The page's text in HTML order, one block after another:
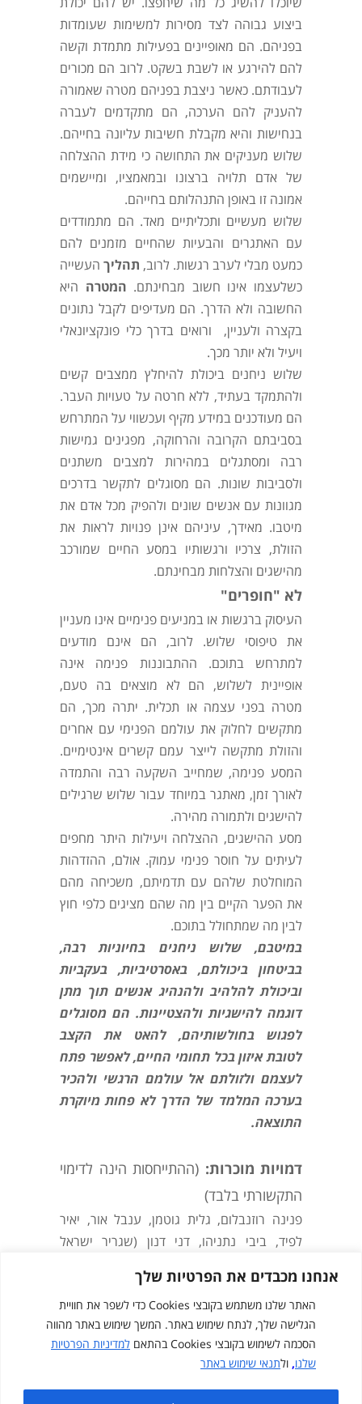
אנחנו מכבדים את הפרטיות שלך
האתר שלנו משתמש בקובצי Cookies כדי לשפר את חוויית
הגלישה שלך, לנתח שימוש באתר. המשך שימוש באתר מהווה
הסכמה לשימוש בקובצי Cookies בהתאם
למדיניות הפרטיות
שלנו, ולתנאי שימוש באתר
ביצוע גבוהה לצד מסירות למשימות שעומדות
בפניהם. הם מאופיינים בפעילות מתמדת וקשה
להם להירגע או לשבת בשקט. לרוב הם מכורים
לעבודתם. כאשר ניצבת בפניהם מטרה שאמורה
להעניק להם הערכה, הם מתקדמים לעברה
בנחישות והיא מקבלת חשיבות עליונה בחייהם.
שלוש מעניקים את התחושה כי מידת ההצלחה
של אדם תלויה ברצונו ובמאמציו, ומיישמים
אמונה זו באופן התנהלותם בחייהם.
שלוש מעשיים ותכליתיים מאד. הם מתמודדים
עם האתגרים והבעיות שהחיים מזמנים להם
כמעט מבלי לערב רגשות. לרוב, תהליך העשייה
כשלעצמו אינו חשוב מבחינתם. המטרה היא
החשובה ולא הדרך. הם מעדיפים לקבל נתונים
בקצרה ולעניין, ורואים בדרך כלי פונקציונאלי
ויעיל ולא יותר מכך.
שלוש ניחנים ביכולת להיחלץ ממצבים קשים
ולהתמקד בעתיד, ללא חרטה על טעויות העבר.
הם מעודכנים במידע מקיף ועכשווי על המתרחש
בסביבתם הקרובה והרחוקה, מפגינים גמישות
רבה ומסתגלים במהירות למצבים משתנים
ולסביבות שונות. הם מסוגלים לתקשר בדרכים
מגוונות עם אנשים שונים ולהפיק מכל אדם את
מיטבו. מאידך, עיניהם אינן פנויות לראות את
הזולת, צרכיו ורגשותיו במסע החיים שמורכב
מהישגים והצלחות מבחינתם.
לא "חופרים"
העיסוק ברגשות או במניעים פנימיים אינו מעניין
את טיפוסי שלוש. לרוב, הם אינם מודעים
למתרחש בתוכם. ההתבוננות פנימה אינה
אופיינית לשלוש, הם לא מוצאים בה טעם,
מטרה בפני עצמה או תכלית. יתרה מכך, הם
מתקשים לחלוק את עולמם הפנימי עם אחרים
והזולת מתקשה לייצר עמם קשרים אינטימיים.
המסע פנימה, שמחייב השקעה רבה והתמדה
לאורך זמן, מאתגר במיוחד עבור שלוש שרגילים
להישגים ולתמורה מהירה.
מסע ההישגים, ההצלחה ויעילות היתר מחפים
לעיתים על חוסר פנימי עמוק. אולם, ההזדהות
המוחלטת שלהם עם תדמיתם, משכיחה מהם
את הפער הקיים בין מה שהם מציגים כלפי חוץ
לבין מה שמתחולל בתוכם.
במיטבם, שלוש ניחנים בחיוניות רבה,
בביטחון ביכולתם, באסרטיביות, בעקביות
וביכולת להלהיב ולהנהיג אנשים תוך מתן
דוגמה להישגיות ולהצטיינות. הם מסוגלים
לפגוש בחולשותיהם, להאט את הקצב
לטובת איזון בכל תחומי החיים, לאפשר פתח
לעצמם ולזולתם אל עולמם הרגשי ולהכיר
בערכה המלמד של הדרך לא פחות מיוקרת
התוצאה.
דמויות מוכרות: (ההתייחסות הינה לדימוי
התקשורתי בלבד)
פנינה רוזנבלום, גלית גוטמן, ענבל אור, יאיר
לפיד, ביבי נתניהו, דני דנון (שגריר ישראל